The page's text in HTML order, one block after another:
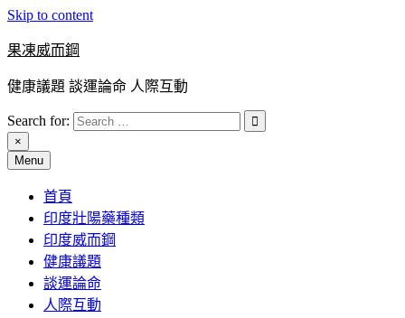
Skip to content
果凍威而鋼
健康議題 談運論命 人際互動
Search for:
×
Menu
首頁
印度壯陽藥種類
印度威而鋼
健康議題
談運論命
人際互動